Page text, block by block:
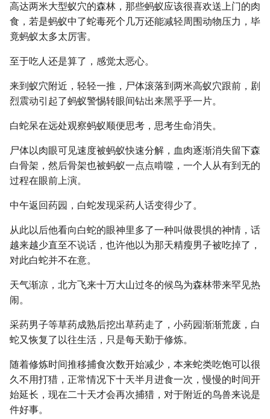
高达两米大型蚁穴的森林，那些蚂蚁应该很喜欢送上门的肉
食，若是蚂蚁中了蛇毒死个几万还能减轻周围动物压力，毕
竟蚂蚁太多太厉害。
至于吃人还是算了，感觉太恶心。
来到蚁穴附近，轻轻一推，尸体滚落到两米高蚁穴跟前，剧
烈震动引起了蚂蚁警惕转眼间钻出来黑乎乎一片。
白蛇呆在远处观察蚂蚁顺便思考，思考生命消失。
尸体以肉眼可见速度被蚂蚁快速分解，血肉逐渐消失留下森
白骨架，然后骨架也被蚂蚁一点点啃噬，一个人从有到无的
过程在眼前上演。
中午返回药园，白蛇发现采药人话变得少了。
从此以后他看向白蛇的眼神里多了一种叫做畏惧的神情，话
越来越少直至不说话，也许他以为那天精瘦男子被吃掉了，
对此白蛇并不在意。
天气渐凉，北方飞来十万大山过冬的候鸟为森林带来罕见热
闹。
采药男子等草药成熟后挖出草药走了，小药园渐渐荒废，白
蛇又恢复了以往生活，只是每天勤于修炼。
随着修炼时间推移捕食次数开始减少，本来蛇类吃饱可以很
久不用打猎，正常情况下十天半月进食一次，慢慢的时间开
始延长，现在二十天才会再次捕猎，对于附近的鸟兽来说是
件好事。